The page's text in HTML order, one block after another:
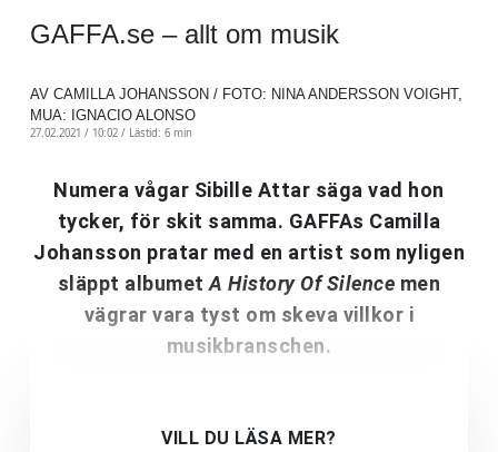
GAFFA.se – allt om musik
AV CAMILLA JOHANSSON / FOTO: NINA ANDERSSON VOIGHT,
MUA: IGNACIO ALONSO
27.02.2021 / 10:02 / Lästid: 6 min
Numera vågar Sibille Attar säga vad hon
tycker, för skit samma. GAFFAs Camilla
Johansson pratar med en artist som nyligen
släppt albumetA History Of Silence men
vägrar vara tyst om skeva villkor i
musikbranschen.
VILL DU LÄSA MER?